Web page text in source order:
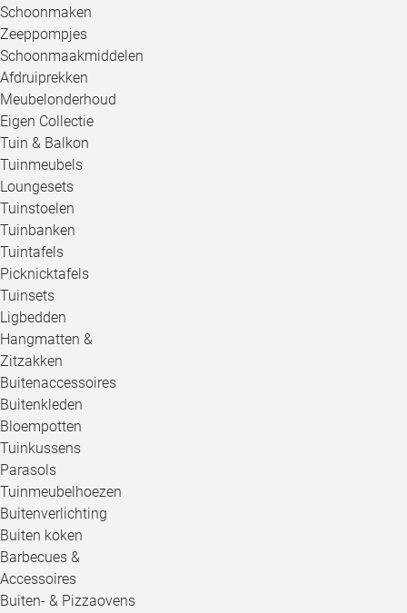
Schoonmaken
Zeeppompjes
Schoonmaakmiddelen
Afdruiprekken
Meubelonderhoud
Eigen Collectie
Tuin & Balkon
Tuinmeubels
Loungesets
Tuinstoelen
Tuinbanken
Tuintafels
Picknicktafels
Tuinsets
Ligbedden
Hangmatten &
Zitzakken
Buitenaccessoires
Buitenkleden
Bloempotten
Tuinkussens
Parasols
Tuinmeubelhoezen
Buitenverlichting
Buiten koken
Barbecues &
Accessoires
Buiten- & Pizzaovens